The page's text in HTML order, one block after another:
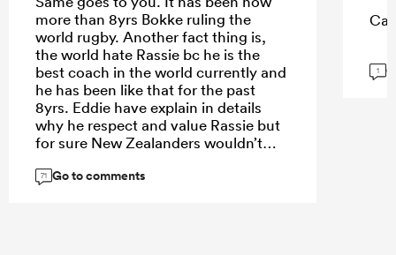
more than 8yrs Bokke ruling the
world rugby. Another fact thing is,
the world hate Rassie bc he is the
best coach in the world currently and
he has been like that for the past
8yrs. Eddie have explain in details
why he respect and value Rassie but
for sure New Zealanders wouldn’t
World Cup final 2023 he was brought
71 Go to comments
1